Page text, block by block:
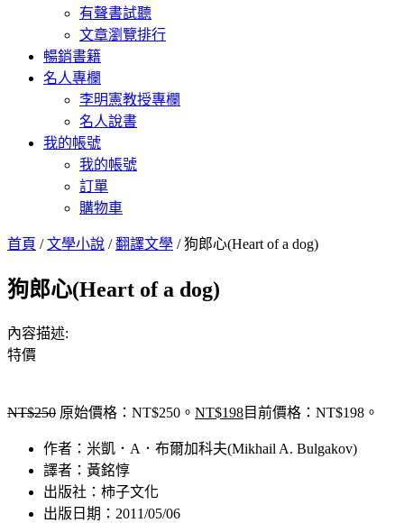
有聲書試聽
文章瀏覽排行
暢銷書籍
名人專欄
李明憲教授專欄
名人說書
我的帳號
我的帳號
訂單
購物車
首頁 /文學小說 /翻譯文學 / 狗郎心(Heart of a dog)
狗郎心(Heart of a dog)
內容描述:
特價
NT$250 原始價格：NT$250。 NT$198目前價格：NT$198。
作者：米凱．A．布爾加科夫(Mikhail A. Bulgakov)
譯者：黃銘惇
出版社：柿子文化
出版日期：2011/05/06